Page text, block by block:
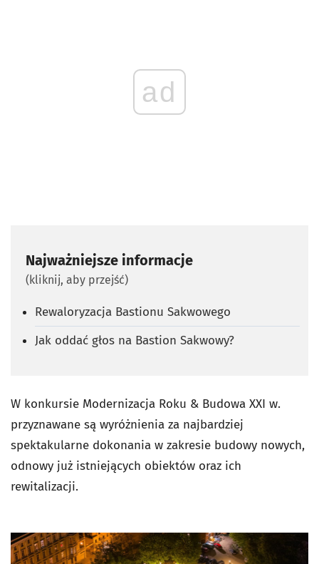
ad
Najważniejsze informacje
(kliknij, aby przejść)
Rewaloryzacja Bastionu Sakwowego
Jak oddać głos na Bastion Sakwowy?
W konkursie Modernizacja Roku & Budowa XXI w.
przyznawane są wyróżnienia za najbardziej
spektakularne dokonania w zakresie budowy nowych,
odnowy już istniejących obiektów oraz ich
rewitalizacji.